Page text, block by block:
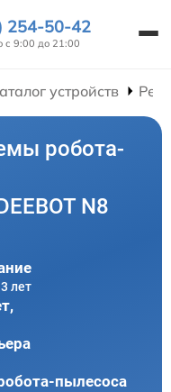
254-50-42
с 9:00 до 21:00
устройств
робота-
N8
лет
пылесоса